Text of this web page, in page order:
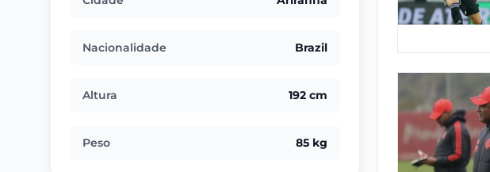
Nacionalidade Brazil
Altura 192 cm
Peso 85 kg